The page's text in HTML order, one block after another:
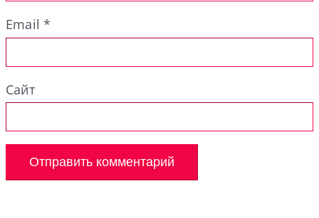
Email*
Сайт